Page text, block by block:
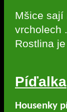
Mšice sají
vrcholech
Rostlina
Píďalka
Housenky